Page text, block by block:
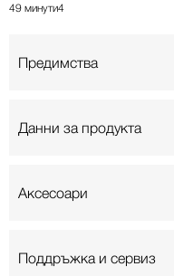
49 минути4
Предимства
Данни за продукта
Аксесоари
Поддръжка и сервиз